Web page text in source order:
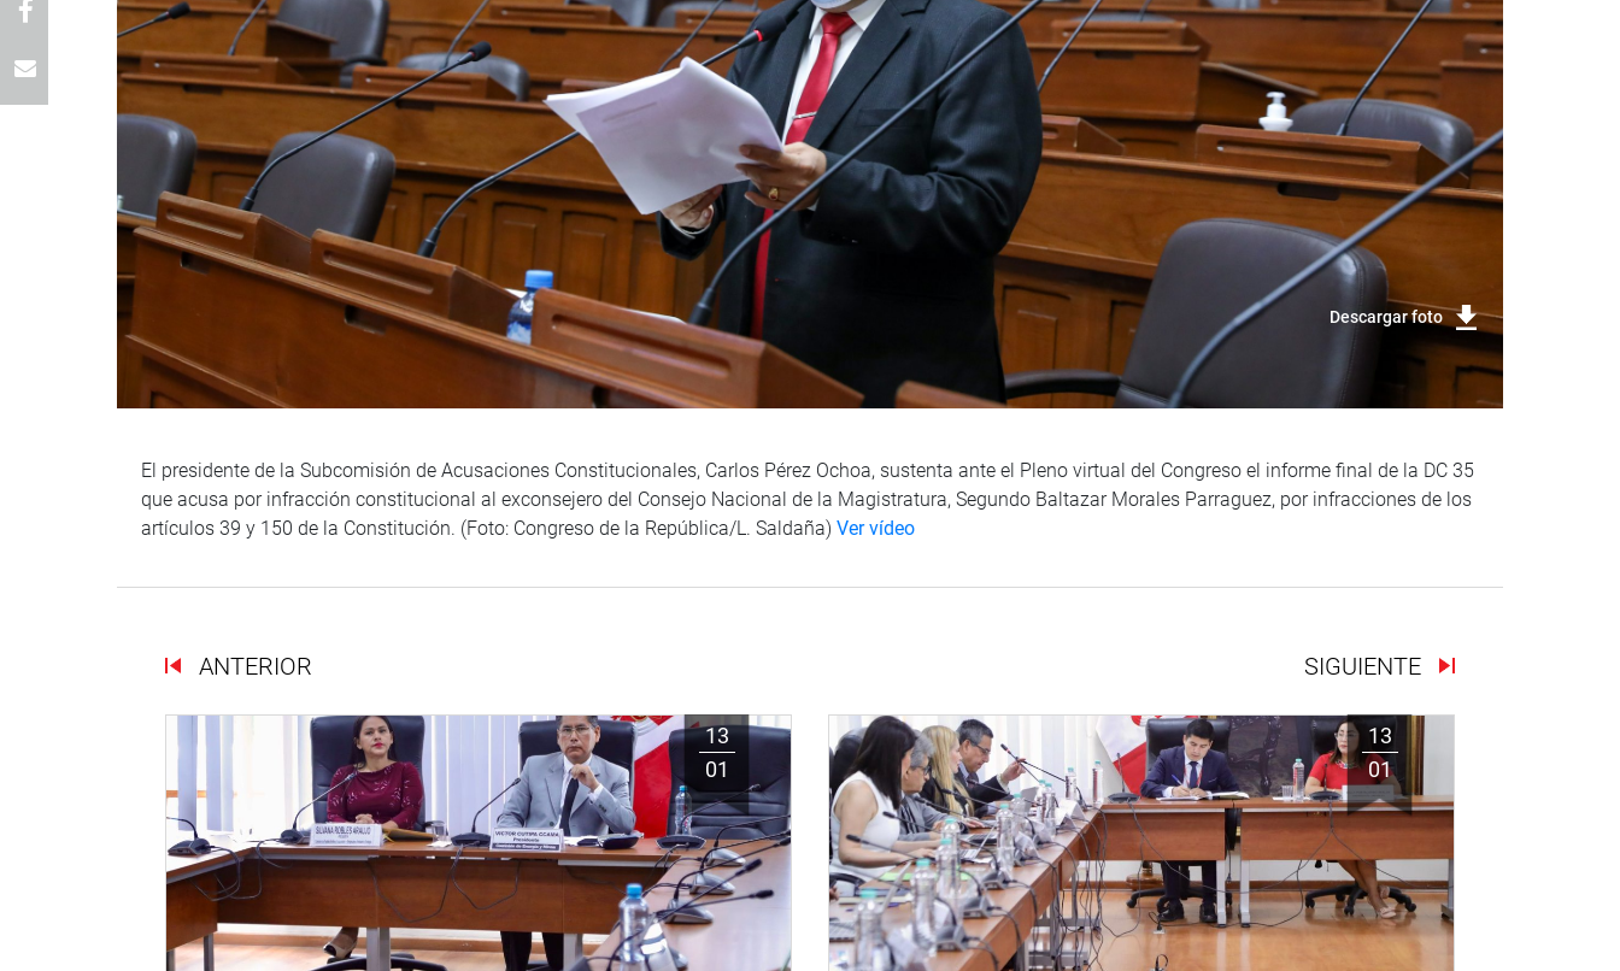
Descargar foto
El presidente de la Subcomisión de Acusaciones Constitucionales, Carlos Pérez Ochoa, sustenta ante el Pleno virtual del Congreso el informe final de la DC 35
que acusa por infracción constitucional al exconsejero del Consejo Nacional de la Magistratura, Segundo Baltazar Morales Parraguez, por infracciones de los
artículos 39 y 150 de la Constitución. (Foto: Congreso de la República/L. Saldaña) Ver vídeo
ANTERIOR SIGUIENTE
13
01
13
01